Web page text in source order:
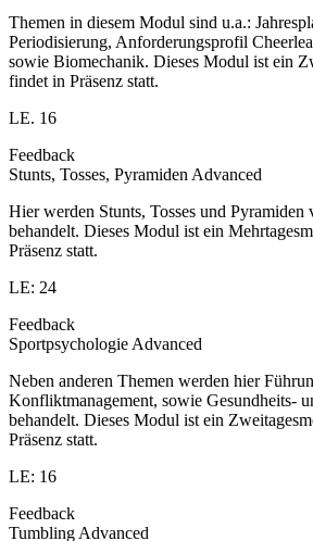
Themen in diesem Modul sind u.a.:
Periodisierung, Anforderungsprofil
sowie Biomechanik. Dieses Modul ist ein
findet in Präsenz statt.
LE. 16
Feedback
Stunts, Tosses, Pyramiden Advanced
Hier werden Stunts, Tosses und
behandelt. Dieses Modul ist ein
Präsenz statt.
LE: 24
Feedback
Sportpsychologie Advanced
Neben anderen Themen werden hier
Konfliktmanagement, sowie Gesundheits-
behandelt. Dieses Modul ist ein
Präsenz statt.
LE: 16
Feedback
Tumbling Advanced